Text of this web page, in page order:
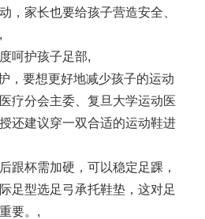
，家长也要给孩子营造安全、
,
呵护孩子足部,
，要想更好地减少孩子的运动
疗分会主委、复旦大学运动医
还建议穿一双合适的运动鞋进
跟杯需加硬，可以稳定足踝，
足型选足弓承托鞋垫，这对足
要。 ,